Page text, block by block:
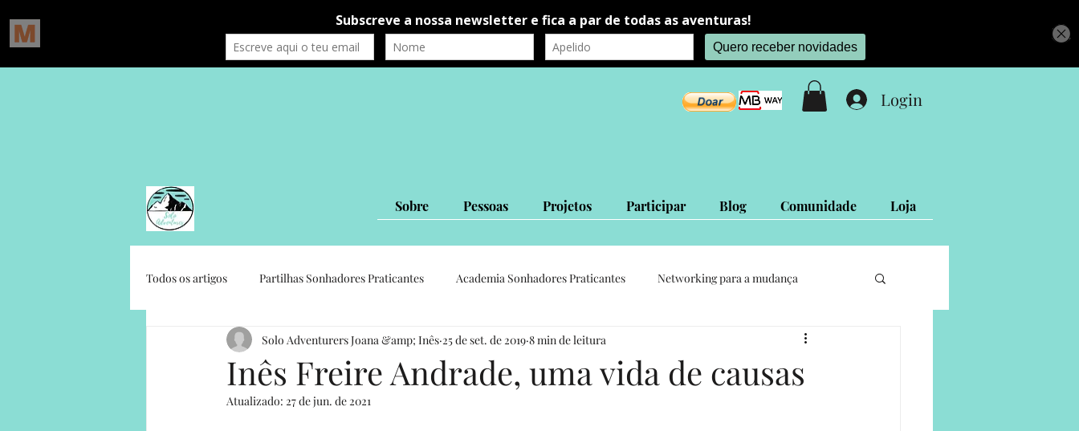
Login
Sobre Pessoas Projetos Participar Blog Comunidade Loja
Todos os artigos Partilhas Sonhadores Praticantes Academia Sonhadores Praticantes Networking para a mudança
Gratidão Social Crónicas autorrealização autoconhecimento Ligações Interpessoais
Human on a mission Solo Adventurers
Inês Freire Andrade, uma vida de causas
Solo Adventurers Joana &amp; Inês 25 de set. de 2019 8 min de leitura
Atualizado: 27 de jun. de 2021